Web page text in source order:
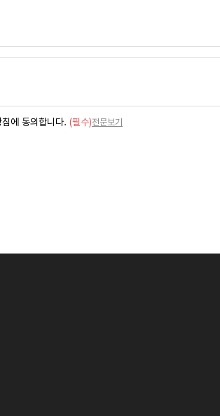
에 동의합니다. (필수)전문보기